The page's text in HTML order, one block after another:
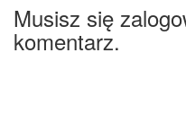
Musisz się
komentarz.